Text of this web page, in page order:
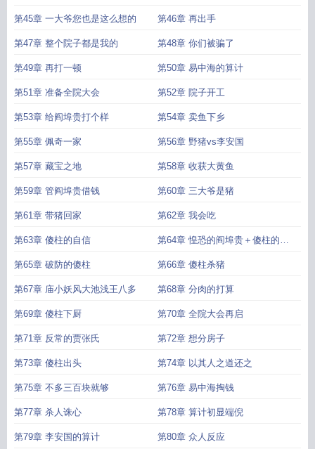
第45章 一大爷您也是这么想的 第46章 再出手
第47章 整个院子都是我的 第48章 你们被骗了
第49章 再打一顿 第50章 易中海的算计
第51章 准备全院大会 第52章 院子开工
第53章 给阎埠贵打个样 第54章 卖鱼下乡
第55章 佩奇一家 第56章 野猪vs李安国
第57章 藏宝之地 第58章 收获大黄鱼
第59章 管阎埠贵借钱 第60章 三大爷是猪
第61章 带猪回家 第62章 我会吃
第63章 傻柱的自信 第64章 惶恐的阎埠贵＋傻柱的经
历
第65章 破防的傻柱 第66章 傻柱杀猪
第67章 庙小妖风大池浅王八多 第68章 分肉的打算
第69章 傻柱下厨 第70章 全院大会再启
第71章 反常的贾张氏 第72章 想分房子
第73章 傻柱出头 第74章 以其人之道还之
第75章 不多三百块就够 第76章 易中海掏钱
第77章 杀人诛心 第78章 算计初显端倪
第79章 李安国的算计 第80章 众人反应